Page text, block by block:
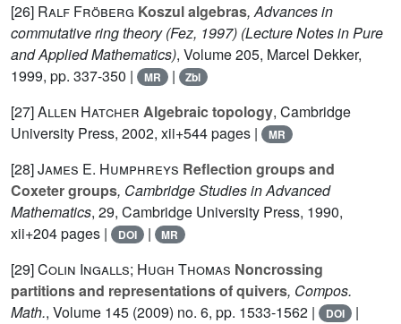
[26] Ralf Fröberg Koszul algebras, Advances in
commutative ring theory (Fez, 1997) (Lecture Notes in Pure
and Applied Mathematics), Volume 205, Marcel Dekker,
1999, pp. 337-350 |
MR | Zbl
[27]Allen Hatcher Algebraic topology, Cambridge
University Press, 2002, xii+544 pages |
MR
[28]James E. Humphreys Reflection groups and
Coxeter groups, Cambridge Studies in Advanced
Mathematics, 29, Cambridge University Press, 1990,
xii+204 pages |
DOI | MR
[29]Colin Ingalls; Hugh Thomas Noncrossing
partitions and representations of quivers, Compos.
Math., Volume 145 (2009) no. 6, pp. 1533-1562 | DOI |